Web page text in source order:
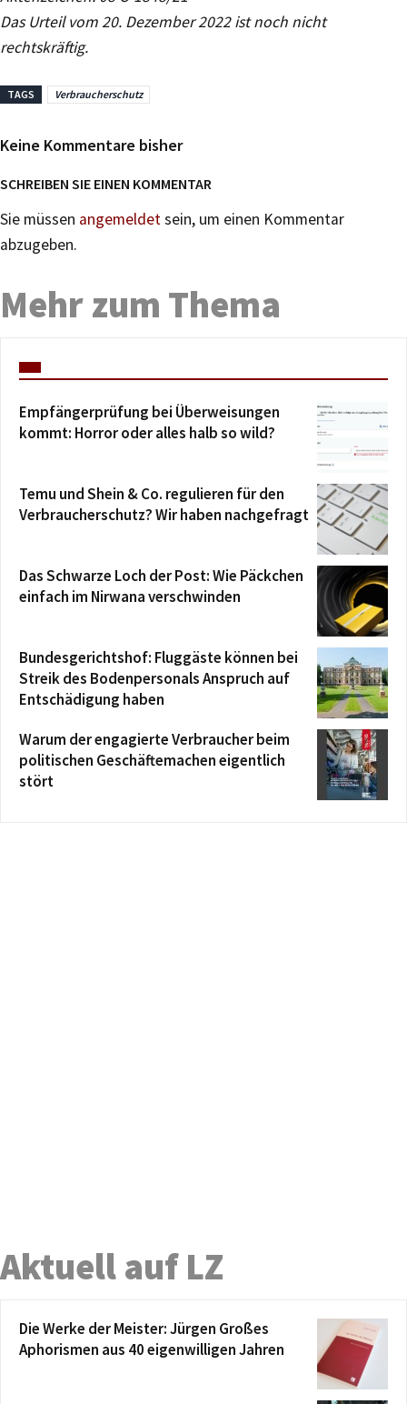
Das Urteil vom 20. Dezember 2022 ist noch nicht
rechtskräftig.
TAGS Verbraucherschutz
Keine Kommentare bisher
SCHREIBEN SIE EINEN KOMMENTAR
Sie müssen angemeldetsein, um einen Kommentar
abzugeben.
Mehr zum Thema
Empfängerprüfung bei Überweisungen
kommt: Horror oder alles halb so wild?
Temu und Shein & Co. regulieren für den
Verbraucherschutz? Wir haben nachgefragt
Das Schwarze Loch der Post: Wie Päckchen
einfach im Nirwana verschwinden
Bundesgerichtshof: Fluggäste können bei
Streik des Bodenpersonals Anspruch auf
Entschädigung haben
Warum der engagierte Verbraucher beim
politischen Geschäftemachen eigentlich
stört
Aktuell auf LZ
Die Werke der Meister: Jürgen Großes
Aphorismen aus 40 eigenwilligen Jahren